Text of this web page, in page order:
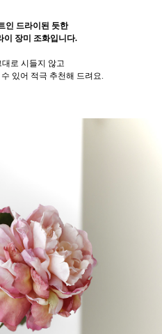
인 드라이된 듯한
이 장미 조화입니다.
로 시들지 않고
있어 적극 추천해 드려요.